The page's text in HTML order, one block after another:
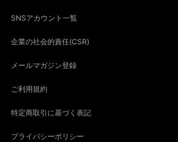
SNSアカウント一覧
企業の社会的責任(CSR)
メールマガジン登録
ご利用規約
特定商取引に基づく表記
プライバシーポリシー